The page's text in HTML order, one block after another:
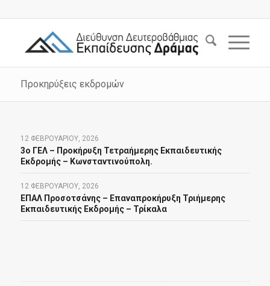
Προκηρύξεις εκδρομών
12 ΦΕΒΡΟΥΑΡΊΟΥ, 2026
3ο ΓΕΛ – Προκήρυξη Τετραήμερης Εκπαιδευτικής
Εκδρομής – Κωνσταντινούπολη.
12 ΦΕΒΡΟΥΑΡΊΟΥ, 2026
ΕΠΑΛ Προσοτσάνης – Επαναπροκήρυξη Τριήμερης
Εκπαιδευτικής Εκδρομής – Τρίκαλα